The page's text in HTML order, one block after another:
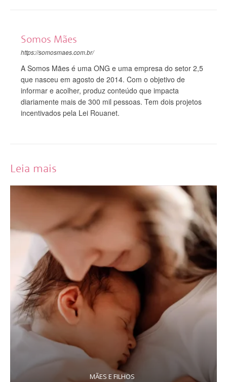
Somos Mães
https://somosmaes.com.br/
A Somos Mães é uma ONG e uma empresa do setor 2,5
que nasceu em agosto de 2014. Com o objetivo de
informar e acolher, produz conteúdo que impacta
diariamente mais de 300 mil pessoas. Tem dois projetos
incentivados pela Lei Rouanet.
Leia mais
MÃES E FILHOS